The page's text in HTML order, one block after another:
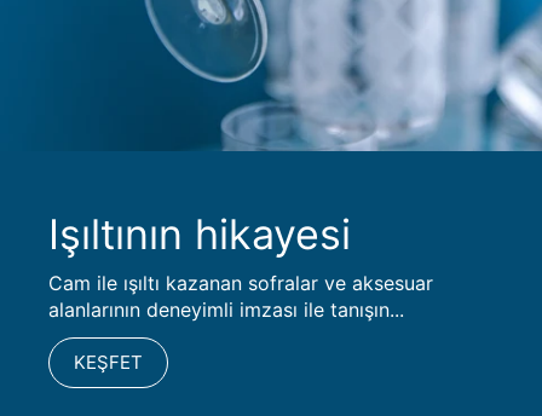
Işıltının hikayesi
Cam ile ışıltı kazanan sofralar ve aksesuar
alanlarının deneyimli imzası ile tanışın...
KEŞFET